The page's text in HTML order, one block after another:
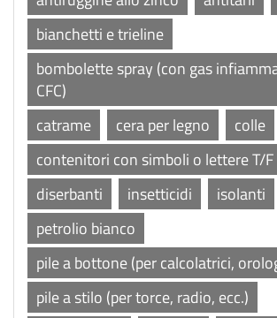
bianchetti e trieline
bombolette spray (con gas
CFC)
catrame
cera per legno
colle
contenitori con simboli o lettere T/F
diserbanti
insetticidi isolanti
petrolio bianco
pile a bottone (per calcolatrici,
pile a stilo (per torce, radio, ecc.)